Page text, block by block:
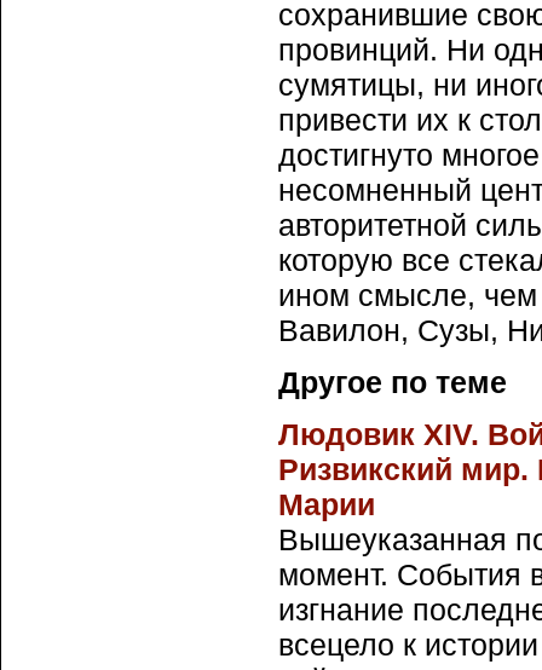
сохранившие
провинций. Ни
сумятицы, ни
привести их к
достигнуто
несомненный
авторитетной
которую все
ином смысле,
Вавилон, Сузы,
Другое по теме
Людовик XIV.
Ризвикский
Марии
Вышеуказанная
момент. События
изгнание
всецело к